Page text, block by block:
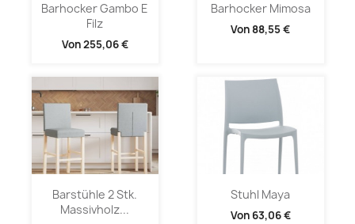
Barhocker Gambo E
Filz
Von255,06 €
Barhocker Mimosa
Von 88,55 €
Barstühle 2 Stk.
Massivholz...
Stuhl Maya
Von 63,06 €